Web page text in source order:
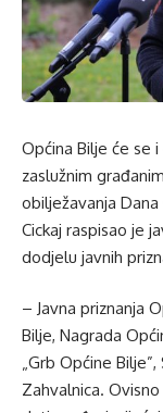
Općina Bilje će se
zaslužnim
obilježavanja
Cickaj raspisao je
dodjelu javnih
– Javna priznanja
Bilje, Nagrada
„Grb Općine
Zahvalnica.